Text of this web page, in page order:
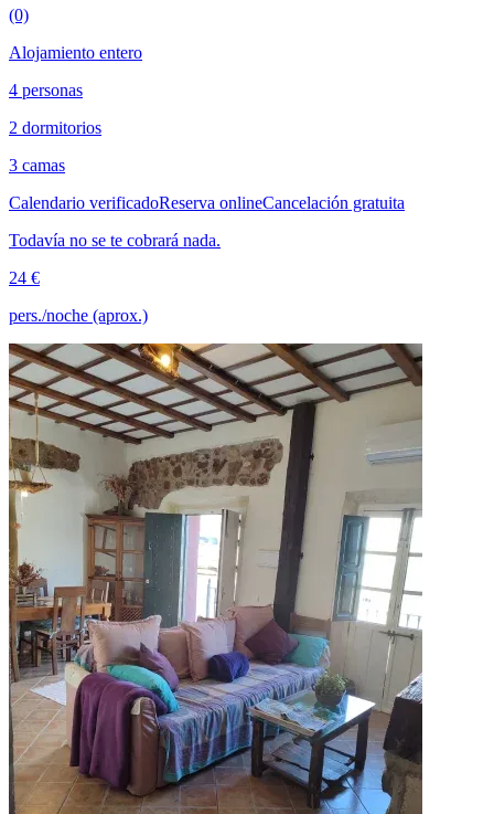
(0)
Alojamiento entero
4 personas
2 dormitorios
3 camas
Calendario verificadoReserva onlineCancelación gratuita
Todavía no se te cobrará nada.
24 €
pers./noche (aprox.)